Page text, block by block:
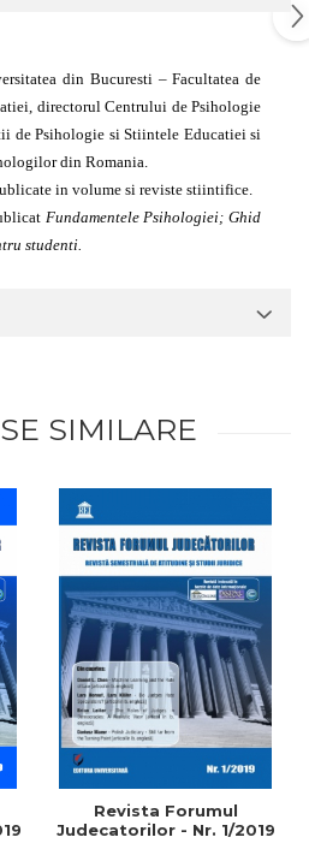
din Bucuresti – Facultatea de
directorul Centrului de Psihologie
de Psihologie si Stiintele Educatiei si
din Romania.
in volume si reviste stiintifice.
Fundamentele Psihologiei; Ghid
studenti.
SIMILARE
Revista Forumul
Judecatorilor - Nr. 1/2019